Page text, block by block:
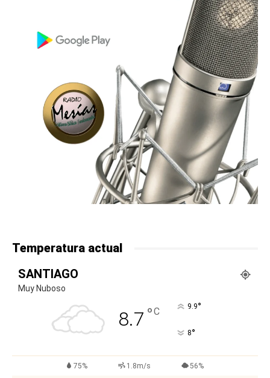
Temperatura actual
SANTIAGO
Muy Nuboso
8.7 °C 9.9°
8°
75% 1.8m/s 56%